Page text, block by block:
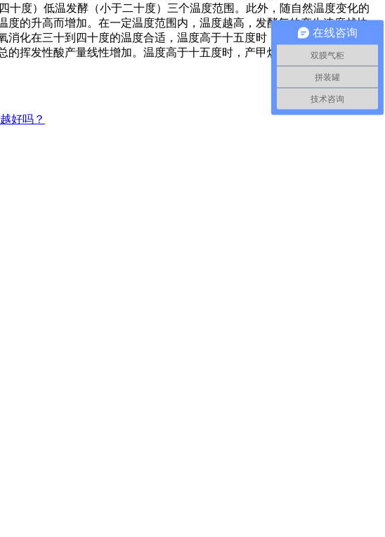
度）低温发酵（小于二十度）三个温度范围。此外，随自然温度变化的
的升高而增加。在一定温度范围内，温度越高，发酵气的产生速度越快；
化在三十到四十度的温度合适，温度高于十五度时，厌氧拼装罐发酵可以
挥发性酸产量线性增加。温度高于十五度时，产甲烷菌具有活跃的代谢活
好吗？
在线咨询
双膜气柜
拼装罐
技术咨询